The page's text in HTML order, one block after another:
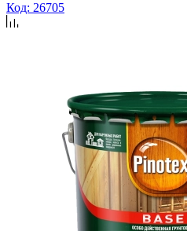
Код: 26705